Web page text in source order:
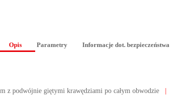
Opis Parametry Informacje dot. bezpieczeństwa
z podwójnie giętymi krawędziami po całym obwodzie